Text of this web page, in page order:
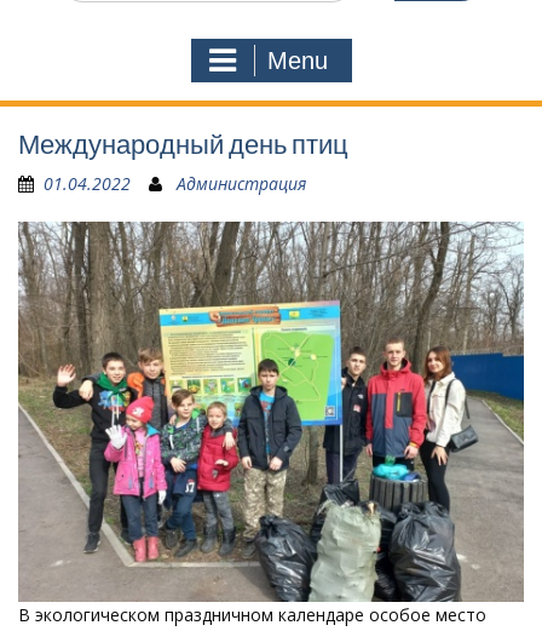
Menu
Международный день птиц
01.04.2022 Администрация
В экологическом праздничном календаре особое место